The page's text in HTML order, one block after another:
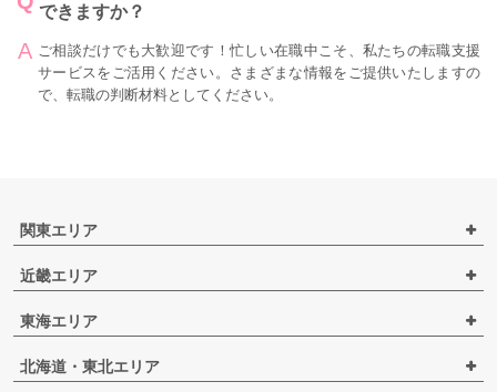
できますか？
ご相談だけでも大歓迎です！忙しい在職中こそ、私たちの転職支援
サービスをご活用ください。さまざまな情報をご提供いたしますの
で、転職の判断材料としてください。
関東エリア
近畿エリア
東海エリア
北海道・東北エリア